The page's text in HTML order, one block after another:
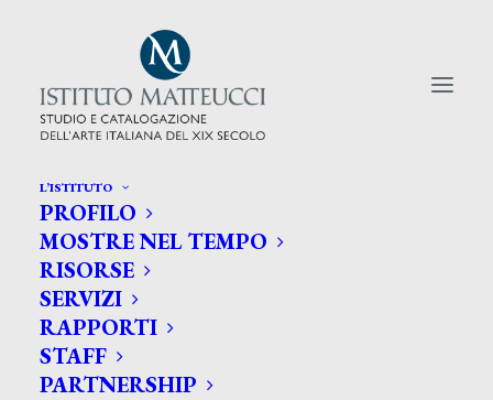
L’ISTITUTO
PROFILO
MOSTRE NEL TEMPO
RISORSE
SERVIZI
RAPPORTI
STAFF
PARTNERSHIP
CERCA TRA GLI ARTISTI:
Search
for: